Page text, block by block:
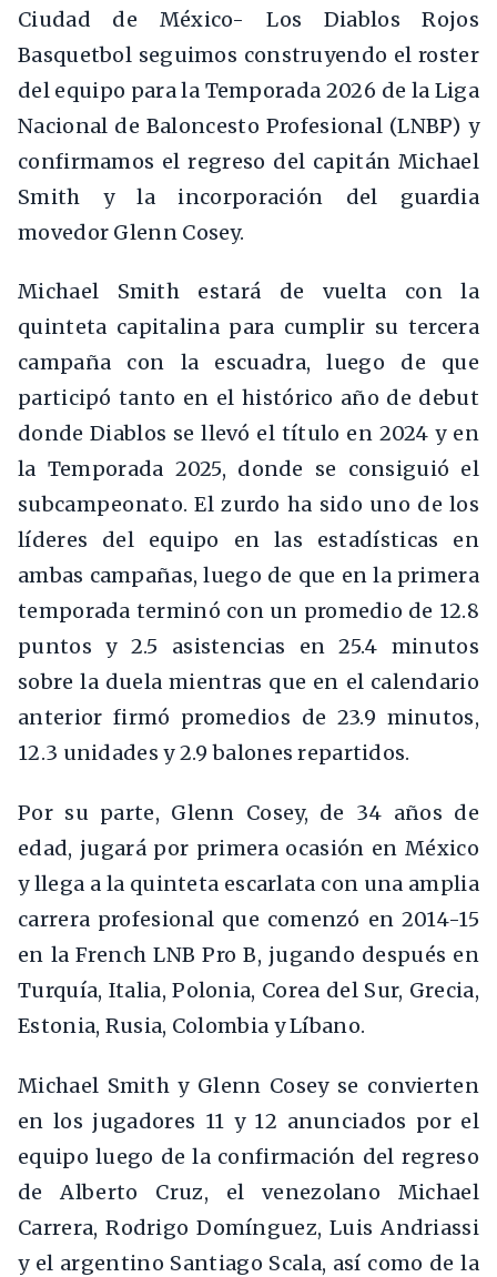
Ciudad de México- Los Diablos Rojos
Basquetbol seguimos construyendo el roster
del equipo para la Temporada 2026 de la Liga
Nacional de Baloncesto Profesional (LNBP) y
confirmamos el regreso del capitán Michael
Smith y la incorporación del guardia
movedor Glenn Cosey.
Michael Smith estará de vuelta con la
quinteta capitalina para cumplir su tercera
campaña con la escuadra, luego de que
participó tanto en el histórico año de debut
donde Diablos se llevó el título en 2024 y en
la Temporada 2025, donde se consiguió el
subcampeonato. El zurdo ha sido uno de los
líderes del equipo en las estadísticas en
ambas campañas, luego de que en la primera
temporada terminó con un promedio de 12.8
puntos y 2.5 asistencias en 25.4 minutos
sobre la duela mientras que en el calendario
anterior firmó promedios de 23.9 minutos,
12.3 unidades y 2.9 balones repartidos.
Por su parte, Glenn Cosey, de 34 años de
edad, jugará por primera ocasión en México
y llega a la quinteta escarlata con una amplia
carrera profesional que comenzó en 2014-15
en la French LNB Pro B, jugando después en
Turquía, Italia, Polonia, Corea del Sur, Grecia,
Estonia, Rusia, Colombia y Líbano.
Michael Smith y Glenn Cosey se convierten
en los jugadores 11 y 12 anunciados por el
equipo luego de la confirmación del regreso
de Alberto Cruz, el venezolano Michael
Carrera, Rodrigo Domínguez, Luis Andriassi
y el argentino Santiago Scala, así como de la